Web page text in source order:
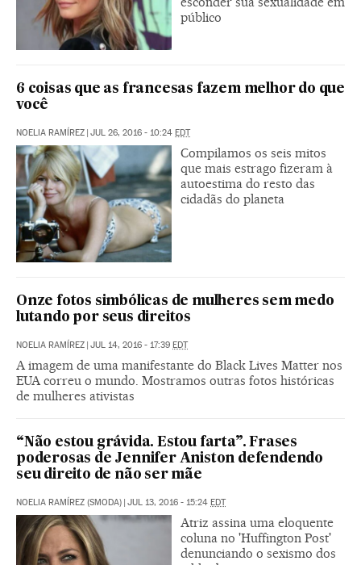
público
6 coisas que as francesas fazem melhor do que
você
NOELIA RAMÍREZ | JUL 26, 2016 - 10:24 EDT
Compilamos os seis mitos
que mais estrago fizeram à
autoestima do resto das
cidadãs do planeta
Onze fotos simbólicas de mulheres sem medo
lutando por seus direitos
NOELIA RAMÍREZ | JUL 14, 2016 - 17:39 EDT
A imagem de uma manifestante do Black Lives Matter nos
EUA correu o mundo. Mostramos outras fotos históricas
de mulheres ativistas
“Não estou grávida. Estou farta”. Frases
poderosas de Jennifer Aniston defendendo
seu direito de não ser mãe
NOELIA RAMÍREZ (SMODA) | JUL 13, 2016 - 15:24 EDT
Atriz assina uma eloquente
coluna no 'Huffington Post'
denunciando o sexismo dos